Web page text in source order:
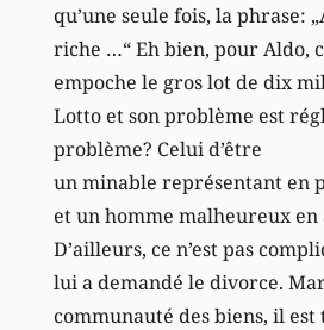
qu’une seule fois, la phrase:
riche …“ Eh bien, pour Aldo,
empoche le gros lot de dix
Lotto et son problème est
problème? Celui d’être
un minable représentant en
et un homme malheureux en
D’ailleurs, ce n’est pas
lui a demandé le divorce.
communauté des biens, il